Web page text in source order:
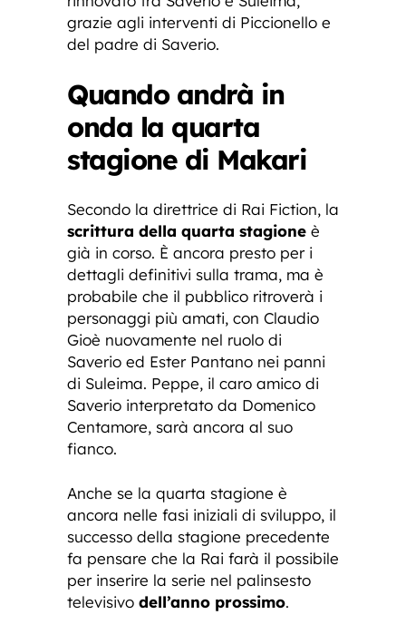
grazie agli interventi di Piccionello e
del padre di Saverio.
Quando andrà in
onda la quarta
stagione di Makari
Secondo la direttrice di Rai Fiction, la
scrittura della quarta stagione è
già in corso. È ancora presto per i
dettagli definitivi sulla trama, ma è
probabile che il pubblico ritroverà i
personaggi più amati, con Claudio
Gioè nuovamente nel ruolo di
Saverio ed Ester Pantano nei panni
di Suleima. Peppe, il caro amico di
Saverio interpretato da Domenico
Centamore, sarà ancora al suo
fianco.
Anche se la quarta stagione è
ancora nelle fasi iniziali di sviluppo, il
successo della stagione precedente
fa pensare che la Rai farà il possibile
per inserire la serie nel palinsesto
televisivo dell’anno prossimo.